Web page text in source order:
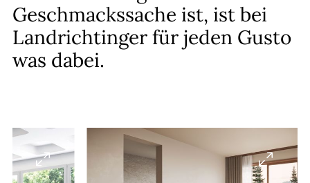
Geschmackssache ist, ist bei
Landrichtinger für jeden Gusto
was dabei.